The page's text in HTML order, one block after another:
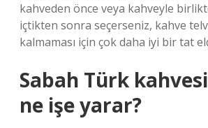
kahveden önce veya kahveyle
içtikten sonra seçerseniz, kahve
kalmaması için çok daha iyi bir tat
Sabah Türk
ne işe yarar?